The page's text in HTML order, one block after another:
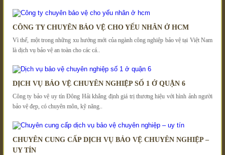
CÔNG TY CHUYÊN BẢO VỆ CHO YẾU NHÂN Ở HCM
Vì thế, một trong những xu hướng mới của ngành công nghiệp bảo vệ tại Việt Nam
là dịch vụ bảo vệ an toàn cho các cá..
DỊCH VỤ BẢO VỆ CHUYÊN NGHIỆP SỐ 1 Ở QUẬN 6
Công ty bảo vệ uy tín Đông Hải khẳng định giá trị thương hiệu với hình ảnh người
bảo vệ đẹp, có chuyên môn, kỹ năng..
CHUYÊN CUNG CẤP DỊCH VỤ BẢO VỆ CHUYÊN NGHIỆP –
UY TÍN